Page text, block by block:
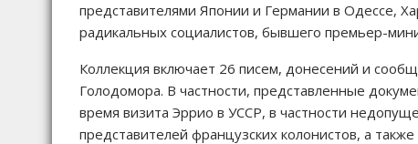
представителями Японии и Германии в Одессе,
радикальных социалистов, бывшего премьер-
Коллекция включает 26 писем, донесений и
Голодомора. В частности, представленные
время визита Эррио в УССР, в частности
представителей французских колонистов, а